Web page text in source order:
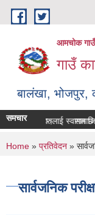
Skip to main content
आमचोक
गाउँ
बालंखा, भोजपुर,
मा यहाँहरुलाई स्वागत छ
समचार
गर्ने सम्बन्धमा।
You are
Home » प्रतिवेदन »
सार्वजनिक